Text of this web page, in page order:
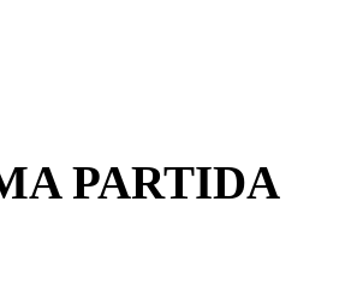
PARTIDA